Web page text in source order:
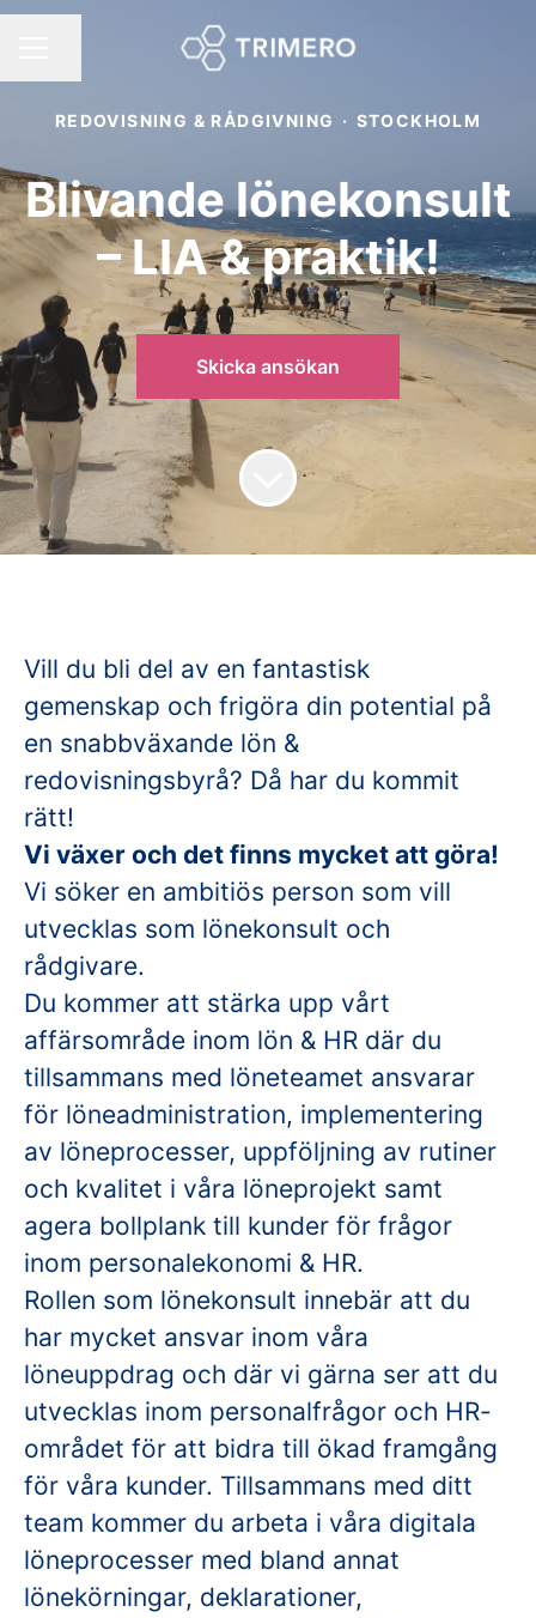
REDOVISNING & RÅDGIVNING · STOCKHOLM
Blivande lönekonsult
– LIA & praktik!
Skicka ansökan
Vill du bli del av en fantastisk
gemenskap och frigöra din potential på
en snabbväxande lön &
redovisningsbyrå? Då har du kommit
rätt!
Vi växer och det finns mycket att göra!
Vi söker en ambitiös person som vill
utvecklas som lönekonsult och
rådgivare.
Du kommer att stärka upp vårt
affärsområde inom lön & HR där du
tillsammans med löneteamet ansvarar
för löneadministration, implementering
av löneprocesser, uppföljning av rutiner
och kvalitet i våra löneprojekt samt
agera bollplank till kunder för frågor
inom personalekonomi & HR.
Rollen som lönekonsult innebär att du
har mycket ansvar inom våra
löneuppdrag och där vi gärna ser att du
utvecklas inom personalfrågor och HR-
området för att bidra till ökad framgång
för våra kunder. Tillsammans med ditt
team kommer du arbeta i våra digitala
löneprocesser med bland annat
lönekörningar, deklarationer,